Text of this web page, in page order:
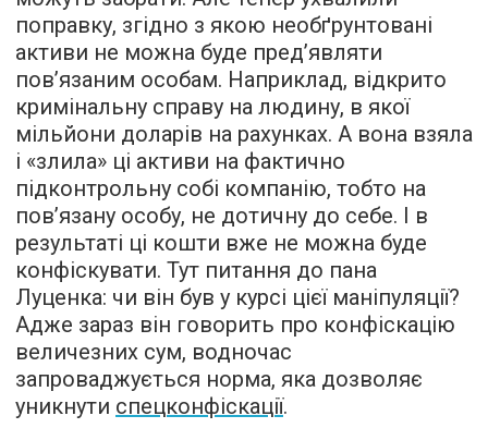
поправку, згідно з якою необґрунтовані
активи не можна буде пред’являти
пов’язаним особам. Наприклад, відкрито
кримінальну справу на людину, в якої
мільйони доларів на рахунках. А вона взяла
і «злила» ці активи на фактично
підконтрольну собі компанію, тобто на
пов’язану особу, не дотичну до себе. І в
результаті ці кошти вже не можна буде
конфіскувати. Тут питання до пана
Луценка: чи він був у курсі цієї маніпуляції?
Адже зараз він говорить про конфіскацію
величезних сум, водночас
запроваджується норма, яка дозволяє
уникнути спецконфіскації.